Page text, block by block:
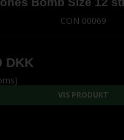
CON 00069
DKK
VIS PRODUKT